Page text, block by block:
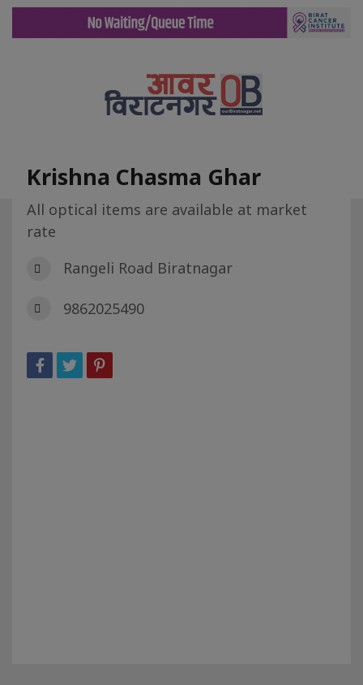
गृह पृष्ट
Krishna Chasma Ghar
All optical items are available at market
rate
Rangeli Road Biratnagar
9862025490